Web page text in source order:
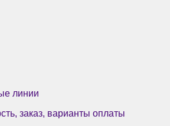
линии
заказ, варианты оплаты